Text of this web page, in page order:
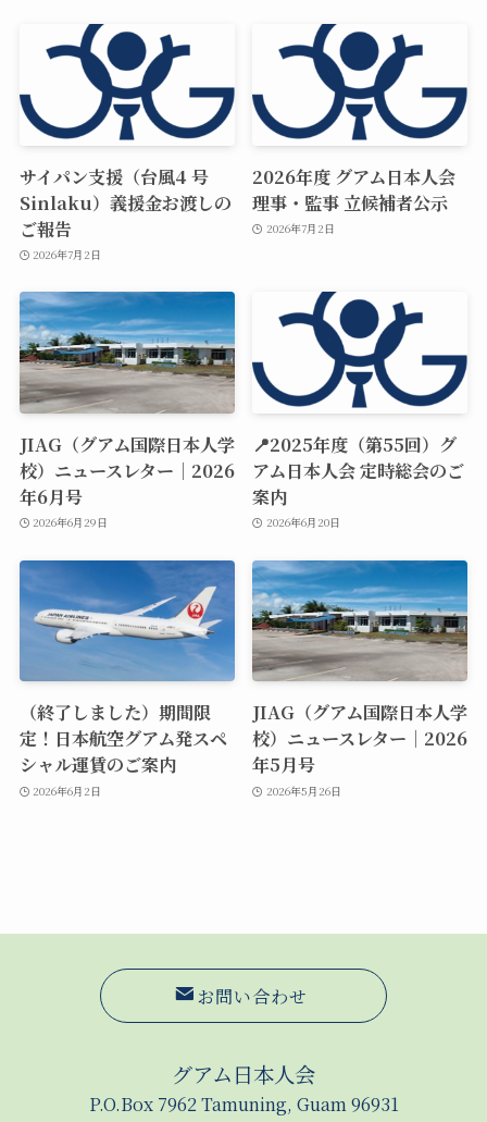
サイパン支援（台風4 号
Sinlaku）義援金お渡しの
ご報告
2026年7月2日
2026年度 グアム日本人会
理事・監事 立候補者公示
2026年7月2日
JIAG（グアム国際日本人学
校）ニュースレター｜2026
年6月号
2026年6月29日
📍2025年度（第55回）グ
アム日本人会 定時総会のご
案内
2026年6月20日
（終了しました）期間限
定！日本航空グアム発スペ
シャル運賃のご案内
2026年6月2日
JIAG（グアム国際日本人学
校）ニュースレター｜2026
年5月号
2026年5月26日
お問い合わせ
グアム日本人会
P.O.Box 7962 Tamuning, Guam 96931